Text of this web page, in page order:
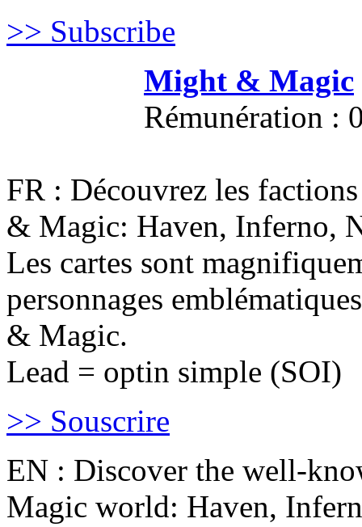
>> Subscribe
Might & Magic
Rémunération :
FR : Découvrez les
& Magic: Haven, Inferno,
Les cartes sont
personnages
& Magic.
Lead = optin simple (SOI)
>> Souscrire
EN : Discover the well-
Magic world: Haven,